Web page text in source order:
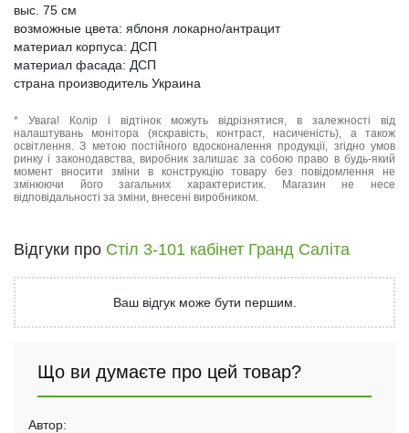
выс. 75 см
возможные цвета: яблоня локарно/антрацит
материал корпуса: ДСП
материал фасада: ДСП
страна производитель Украина
* Увага! Колір і відтінок можуть відрізнятися, в залежності від
налаштувань монітора (яскравість, контраст, насиченість), а також
освітлення. З метою постійного вдосконалення продукції, згідно умов
ринку і законодавства, виробник залишає за собою право в будь-який
момент вносити зміни в конструкцію товару без повідомлення не
змінюючи його загальних характеристик. Магазин не несе
відповідальності за зміни, внесені виробником.
Відгуки про Стіл 3-101 кабінет Гранд Саліта
Ваш відгук може бути першим.
Що ви думаєте про цей товар?
Автор: